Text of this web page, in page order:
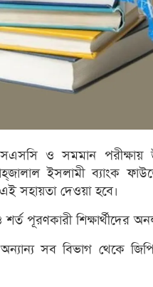
ও সমমান পরীক্ষায়
ইসলামী ব্যাংক
এই সহায়তা দেওয়া হবে।
শর্ত পূরণকারী
সব বিভাগ থেকে